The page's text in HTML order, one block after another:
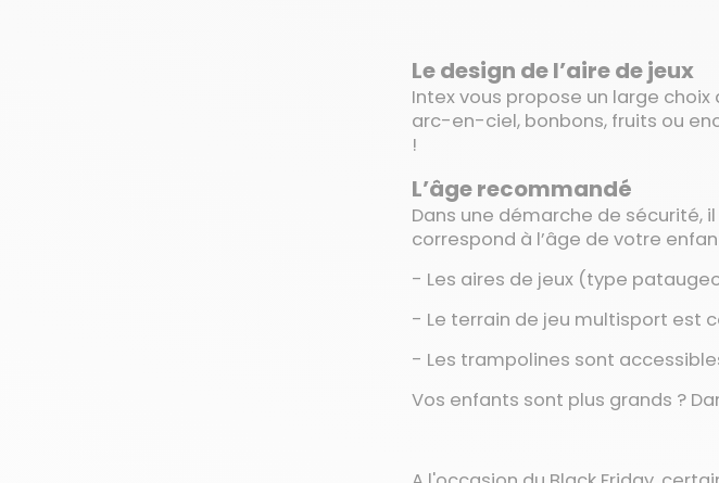
Le design de l’aire de jeux
Intex vous propose un large
arc-en-ciel, bonbons, fruits ou
!
L’âge recommandé
Dans une démarche de sécurité,
correspond à l’âge de votre
- Les aires de jeux (type
- Le terrain de jeu multisport est
- Les trampolines sont
Vos enfants sont plus grands ?